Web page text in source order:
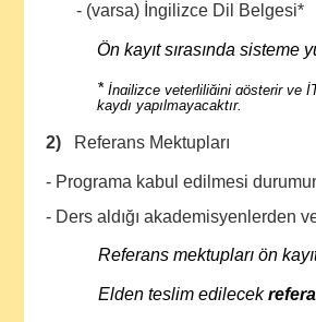
- (varsa) İngilizce Dil Belgesi*
Ön kayıt sırasında sisteme
* İngilizce yeterliliğini gösterir ve
kaydı yapılmayacaktır.
2) Referans Mektupları
- Programa kabul edilmesi
- Ders aldığı akademisyenlerden
Referans mektupları ön
Elden teslim edilecek